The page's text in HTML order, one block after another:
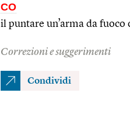
CO
il puntare un’arma da
Correzioni e suggerimenti
Condividi